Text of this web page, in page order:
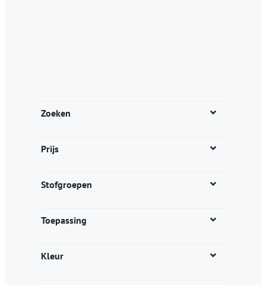
Zoeken
Prijs
Stofgroepen
Toepassing
Kleur
kan
op
productpagina